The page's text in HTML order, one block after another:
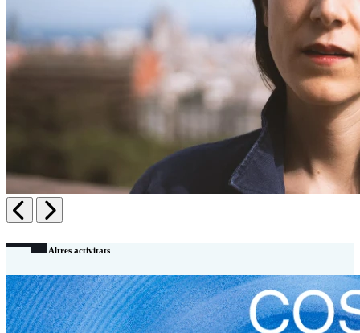
AnteriorSiguiente
Altres activitats